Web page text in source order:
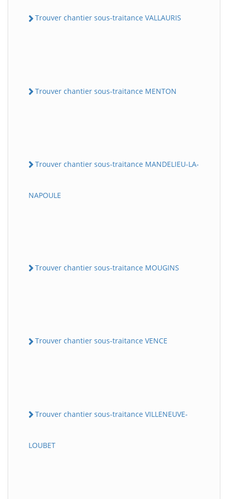
Trouver chantier sous-traitance VALLAURIS
Trouver chantier sous-traitance MENTON
Trouver chantier sous-traitance MANDELIEU-LA-
NAPOULE
Trouver chantier sous-traitance MOUGINS
Trouver chantier sous-traitance VENCE
Trouver chantier sous-traitance VILLENEUVE-
LOUBET